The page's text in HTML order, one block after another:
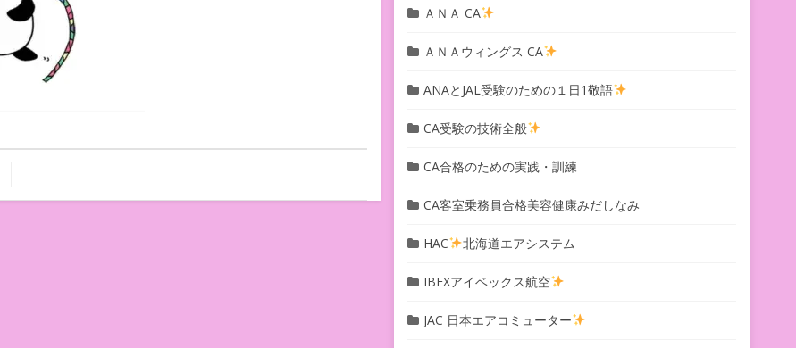
ＡＮＡ CA
ＡＮＡウィングス CA
ANAとJAL受験のための１日1敬語
CA受験の技術全般
CA合格のための実践・訓練
CA客室乗務員合格美容健康みだしなみ
HAC 北海道エアシステム
IBEXアイベックス航空
JAC 日本エアコミューター